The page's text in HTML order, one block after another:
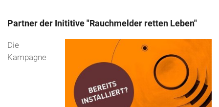
Partner der Inititive "Rauchmelder retten Leben"
Die
Kampagne